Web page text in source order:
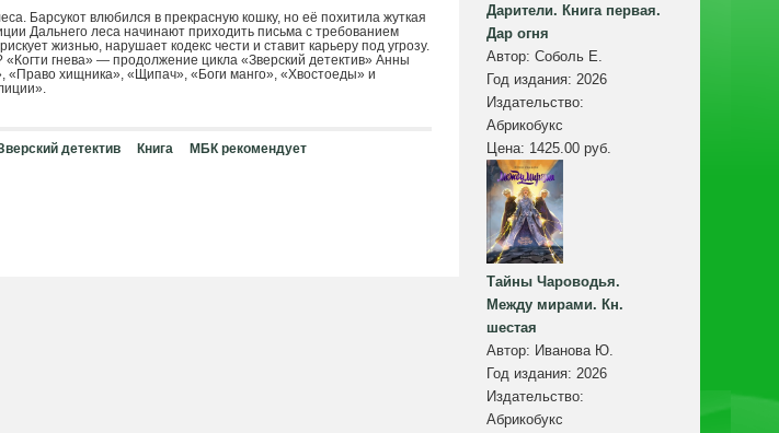
Барсукот влюбился в прекрасную кошку, но её похитила жуткая
Дальнего леса начинают приходить письма с требованием
жизнью, нарушает кодекс чести и ставит карьеру под угрозу.
гнева» — продолжение цикла «Зверский детектив» Анны
«Право хищника», «Щипач», «Боги манго», «Хвостоеды» и
детектив Книга МБК рекомендует
Дарители. Книга первая.
Дар огня
Автор: Соболь Е.
Год издания: 2026
Издательство:
Абрикобукс
Цена: 1425.00 руб.
Тайны Чароводья.
Между мирами. Кн.
шестая
Автор: Иванова Ю.
Год издания: 2026
Издательство:
Абрикобукс